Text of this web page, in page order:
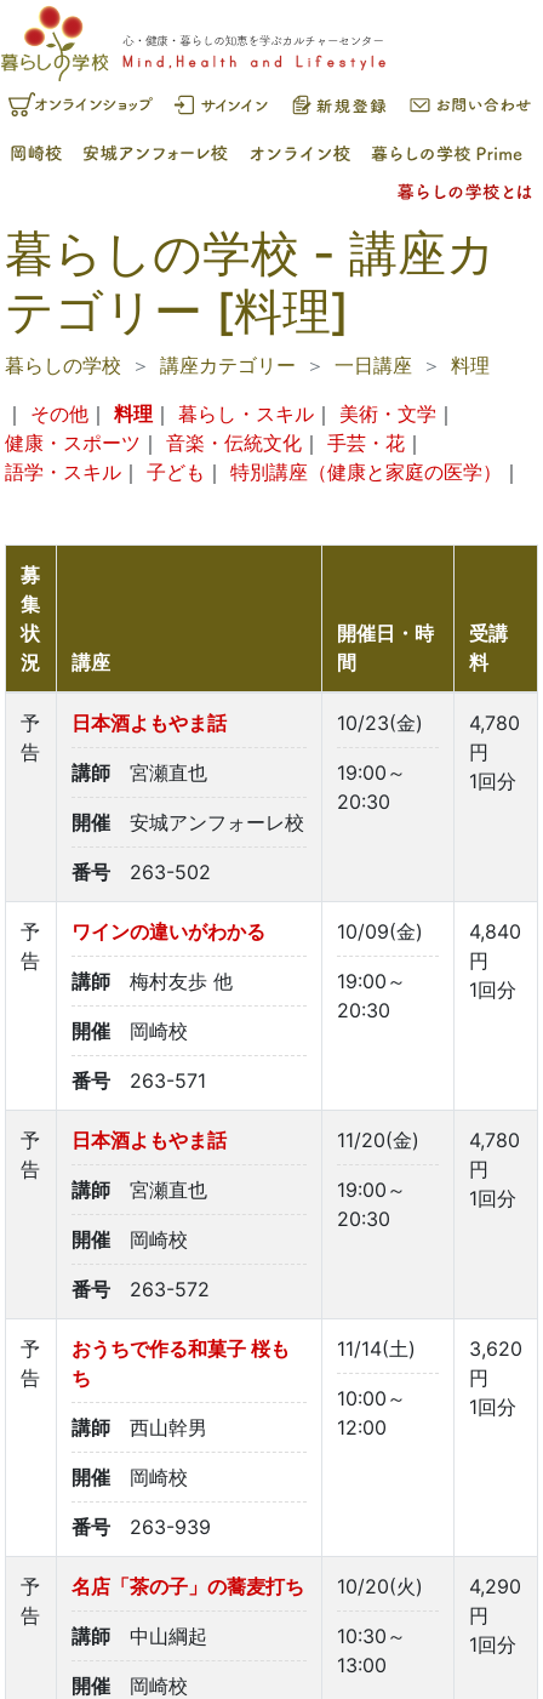
暮らしの学校 - 講座カ
テゴリー [料理]
暮らしの学校 講座カテゴリー 一日講座
料理
｜ その他 ｜ 料理 ｜ 暮らし・スキル ｜ 美術・文学 ｜
健康・スポーツ ｜ 音楽・伝統文化 ｜ 手芸・花 ｜
語学・スキル ｜ 子ども ｜ 特別講座（健康と家庭の医学） ｜
募
集
状
況
講座
開催日・時
間
受講
料
予
告
日本酒よもやま話
講師 宮瀬直也
開催 安城アンフォーレ校
番号 263-502
10/23(金)
19:00～
20:30
4,780
円
1回分
予
告
ワインの違いがわかる
講師 梅村友歩 他
開催 岡崎校
番号 263-571
10/09(金)
19:00～
20:30
4,840
円
1回分
予
告
日本酒よもやま話
講師 宮瀬直也
開催 岡崎校
番号 263-572
11/20(金)
19:00～
20:30
4,780
円
1回分
予
告
おうちで作る和菓子 桜も
ち
講師 西山幹男
開催 岡崎校
番号 263-939
11/14(土)
10:00～
12:00
3,620
円
1回分
予
告
名店「茶の子」の蕎麦打ち
講師 中山綱起
開催 岡崎校
10/20(火)
10:30～
13:00
4,290
円
1回分